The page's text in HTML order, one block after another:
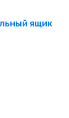
ящик